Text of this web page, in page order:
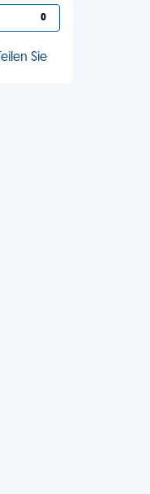
0
Teilen Sie